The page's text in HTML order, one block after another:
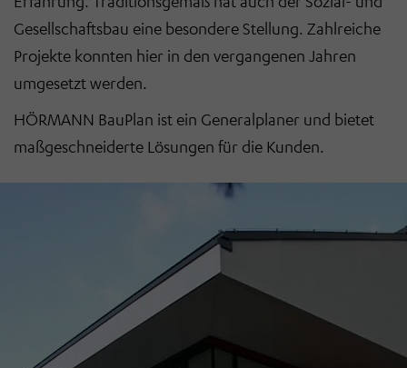
Gesellschaftsbau eine besondere Stellung. Zahlreiche
Projekte konnten hier in den vergangenen Jahren
umgesetzt werden.
HÖRMANN BauPlan ist ein Generalplaner und bietet
maßgeschneiderte Lösungen für die Kunden.